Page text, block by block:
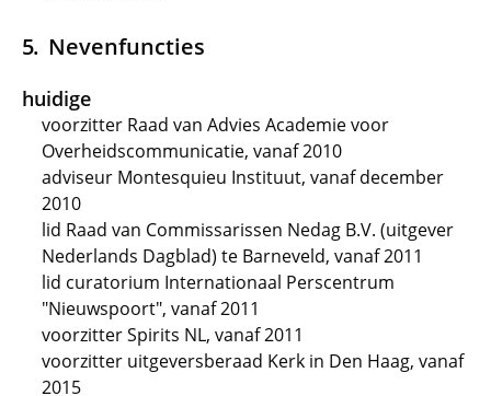
Nevenfuncties
huidige
voorzitter Raad van Advies Academie voor
Overheidscommunicatie, vanaf 2010
adviseur Montesquieu Instituut, vanaf december
2010
lid Raad van Commissarissen Nedag B.V. (uitgever
Nederlands Dagblad) te Barneveld, vanaf 2011
lid curatorium Internationaal Perscentrum
"Nieuwspoort", vanaf 2011
voorzitter Spirits NL, vanaf 2011
voorzitter uitgeversberaad Kerk in Den Haag, vanaf
2015